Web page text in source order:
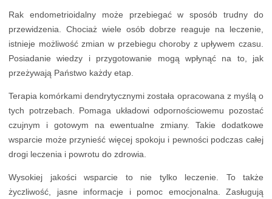
Rak endometrioidalny może przebiegać w sposób trudny do
przewidzenia. Chociaż wiele osób dobrze reaguje na leczenie,
istnieje możliwość zmian w przebiegu choroby z upływem czasu.
Posiadanie wiedzy i przygotowanie mogą wpłynąć na to, jak
przeżywają Państwo każdy etap.
Terapia komórkami dendrytycznymi została opracowana z myślą o
tych potrzebach. Pomaga układowi odpornościowemu pozostać
czujnym i gotowym na ewentualne zmiany. Takie dodatkowe
wsparcie może przynieść więcej spokoju i pewności podczas całej
drogi leczenia i powrotu do zdrowia.
Wysokiej jakości wsparcie to nie tylko leczenie. To także
życzliwość, jasne informacje i pomoc emocjonalna. Zasługują